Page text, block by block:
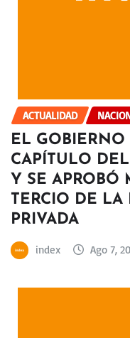
ACTUALIDAD
EL GOBIERNO
CAPÍTULO
Y SE APROBÓ
TERCIO DE LA
PRIVADA
index Ago 7,